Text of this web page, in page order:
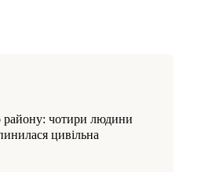
району: чотири людини
цивільна